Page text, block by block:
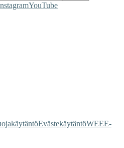
YouTube
EvästekäytäntöWEEE-